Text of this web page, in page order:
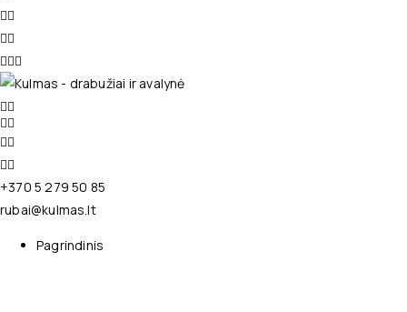
+370 5 279 50 85
rubai@kulmas.lt
Pagrindinis